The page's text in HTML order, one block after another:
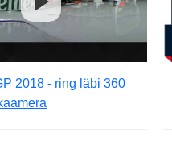
2018 - ring läbi 360